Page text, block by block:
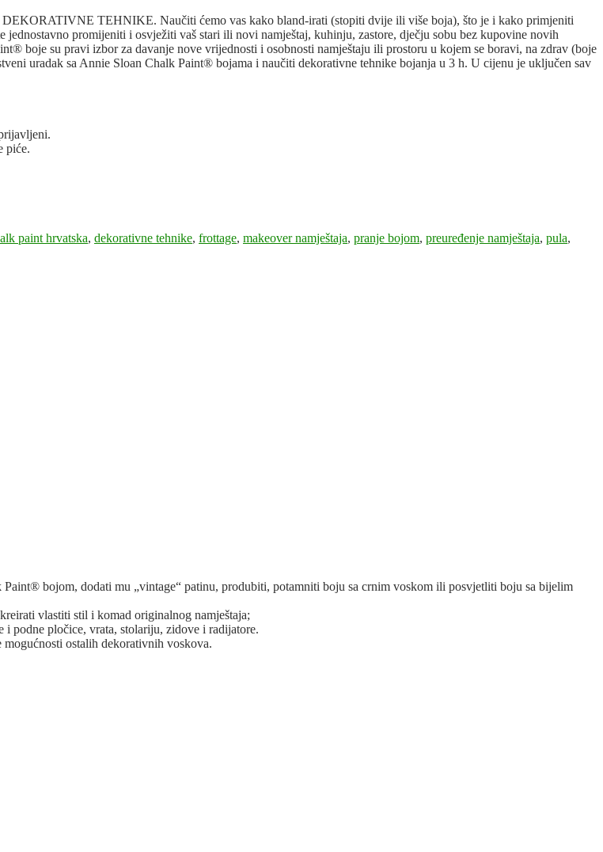
TEHNIKE. Naučiti ćemo vas kako bland-irati (stopiti dvije ili više boja), što je i kako primjeniti
promijeniti i osvježiti vaš stari ili novi namještaj, kuhinju, zastore, dječju sobu bez kupovine novih
boje su pravi izbor za davanje nove vrijednosti i osobnosti namještaju ili prostoru u kojem se boravi, na zdrav (boje
uradak sa Annie Sloan Chalk Paint® bojama i naučiti dekorativne tehnike bojanja u 3 h. U cijenu je uključen sav
piće.
paint hrvatska, dekorativne tehnike, frottage, makeover namještaja, pranje bojom, preuređenje namještaja, pula,
bojom, dodati mu „vintage“ patinu, produbiti, potamniti boju sa crnim voskom ili posvjetliti boju sa bijelim
vlastiti stil i komad originalnog namještaja;
podne pločice, vrata, stolariju, zidove i radijatore.
ostalih dekorativnih voskova.